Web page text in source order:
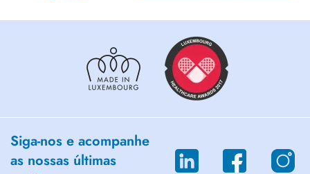
Siga-nos e acompanhe
as nossas últimas